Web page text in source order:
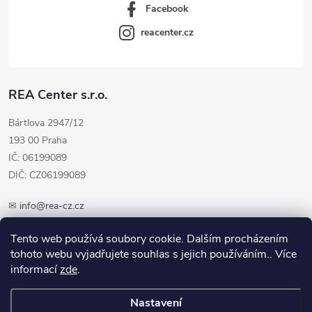
Tento web používá soubory cookie. Dalším procházením
tohoto webu vyjadřujete souhlas s jejich používáním.. Více
informacízde.
Nastavení
REA Center s.r.o.
Bártlova 2947/12
193 00 Praha
IČ: 06199089
DIČ: CZ06199089
✉ info@rea-cz.cz
Facebook
reacenter.cz